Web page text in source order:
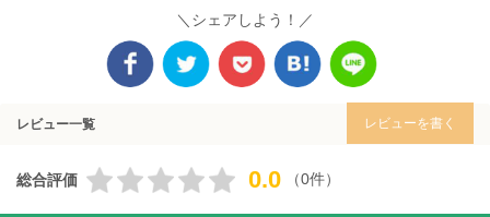
＼シェアしよう！／
レビュー一覧 レビューを書く
総合評価 0.0 （0件）